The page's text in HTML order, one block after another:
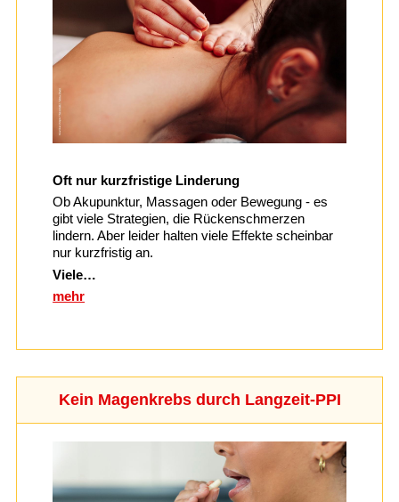
Oft nur kurzfristige Linderung
Ob Akupunktur, Massagen oder Bewegung - es
gibt viele Strategien, die Rückenschmerzen
lindern. Aber leider halten viele Effekte scheinbar
nur kurzfristig an.
Viele…
mehr
Kein Magenkrebs durch Langzeit-PPI